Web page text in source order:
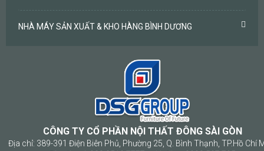
NHÀ MÁY SẢN XUẤT & KHO HÀNG BÌNH DƯƠNG
CÔNG TY CỔ PHẦN NỘI THẤT ĐÔNG SÀI GÒN
Địa chỉ: 389-391 Điện Biên Phủ, Phường 25, Q. Bình Thạnh, TP.Hồ Chí